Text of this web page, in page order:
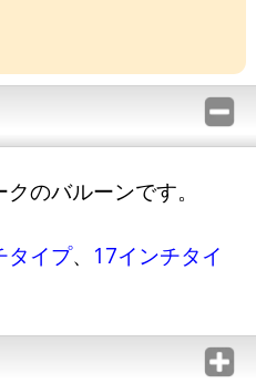
のバルーンです。
タイプ、 17インチタイ